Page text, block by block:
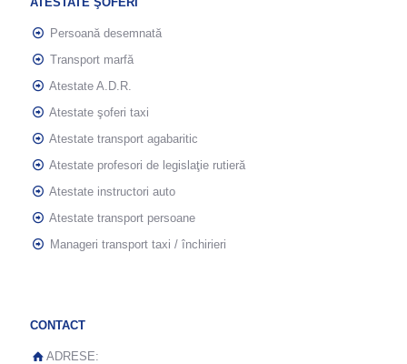
Persoană desemnată
Transport marfă
Atestate A.D.R.
Atestate şoferi taxi
Atestate transport agabaritic
Atestate profesori de legislaţie rutieră
Atestate instructori auto
Atestate transport persoane
Manageri transport taxi / închirieri
CONTACT
ADRESE: